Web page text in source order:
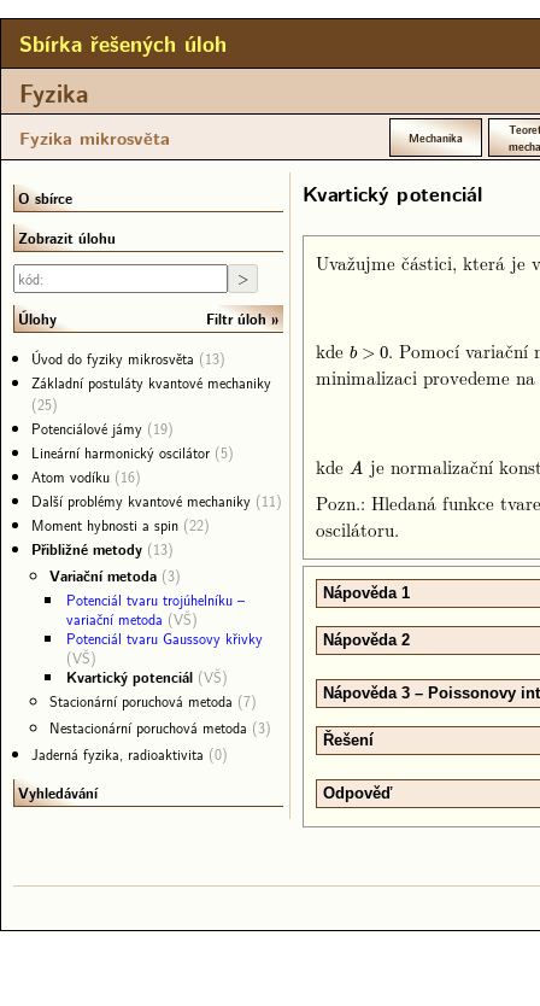
Sbírka řešených úloh
Fyzika
Fyzika mikrosvěta Mechanika
Kvartický potenciál
Uvažujme částici, která je
kde b > 0
b >0
. Pomocí variační
minimalizaci provedeme
kde A
A je normalizační
Pozn.: Hledaná funkce
oscilátoru.
Nápověda 1
Nápověda 2
Nápověda 3 – Poissonovy
Řešení
Odpověď
O sbírce
Zobrazit úlohu
Úlohy
Filtr úloh
Úvod do fyziky mikrosvěta (13)
Základní postuláty kvantové mechaniky
(25)
Potenciálové jámy (19)
Lineární harmonický oscilátor (5)
Atom vodíku (16)
Další problémy kvantové mechaniky (11)
Moment hybnosti a spin (22)
Přibližné metody (13)
Variační metoda (3)
Potenciál tvaru trojúhelníku –
variační metoda (VŠ)
Potenciál tvaru Gaussovy křivky
(VŠ)
Kvartický potenciál (VŠ)
Stacionární poruchová metoda (7)
Nestacionární poruchová metoda (3)
Jaderná fyzika, radioaktivita (0)
Vyhledávání